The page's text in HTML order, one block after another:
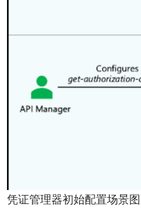
凭证管理器初始配置场景图